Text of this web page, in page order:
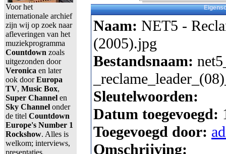
Voor het
internationale archief
zijn wij op zoek naar
afleveringen van het
muziekprogramma
Countdown zoals
uitgezonden door
Veronica en later
ook doorEuropa
TV, Music Box,
Super Channel en
Sky Channel onder
de titel Countdown
Europe's Number 1
Rockshow. Alles is
welkom; interviews,
presentaties,
Naam: NET5 -
(2005).jpg
Bestandsnaam:
Sleutelwoorden:
Datum toegevoegd:
Toegevoegd door:
Omschrijving: